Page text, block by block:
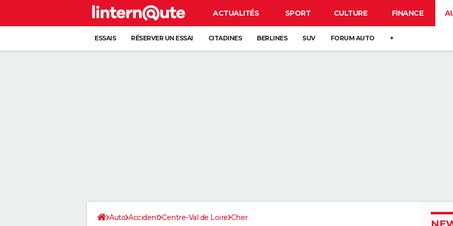
ACTUALITÉS SPORT CULTURE FINANCE
ESSAIS RÉSERVER UN ESSAI CITADINES BERLINES SUV FORUM AUTO +
Auto Accident Centre-Val de Loire Cher